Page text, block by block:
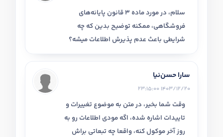
سلام، در مورد ماده 3 قانون پایانه‌های
فروشگاهی، ممکنه توضیح بدین که چه
شرایطی باعث عدم پذیرش اطلاعات میشه؟
سارا حسن‌نیا
1403/12/20 23:15:00
وقت شما بخیر، در متن به موضوع تغییرات و
تاییدات اشاره شده، اگه مودی اطلاعات رو به
روز آخر موکول کنه، واقعا چه تبعاتی براش